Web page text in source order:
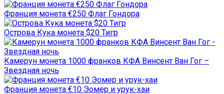
Франция монета €250 Флаг Гондора
Острова Кука монета $20 Тигр
Камерун монета 1000 франков КФА Винсент Ван Гог –
Звездная ночь
Франция монета €10 Эомер и урук-хаи